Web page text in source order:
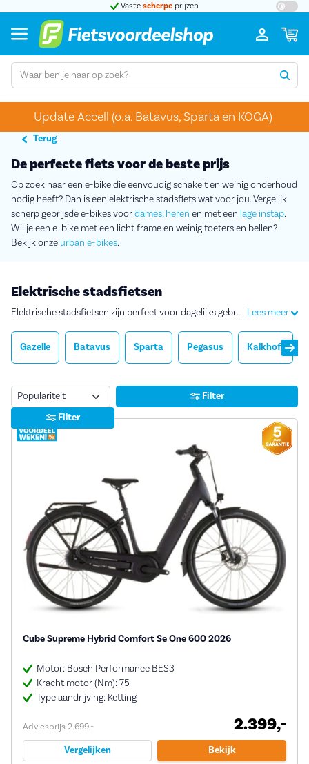
Grootste assortiment a-merk fietsen Bij
Update Accell (o.a. Batavus, Sparta en KOGA)
Terug
De perfecte fiets voor de beste prijs
Op zoek naar een e-bike die eenvoudig schakelt en weinig onderhoud
nodig heeft? Dan is een elektrische stadsfiets wat voor jou. Vergelijk
scherp geprijsde e-bikes voordames, heren en met een lage instap.
Wil je een e-bike met een licht frame en weinig toeters en bellen?
Bekijk onze urban e-bikes.
Elektrische stadsfietsen
Lees meer
Elektrische stadsfietsen zijn perfect voor dagelijks gebruik. Bijvoorbeeld voor een boodschap in de stad of de rit naar je werk. Dankzij de trapondersteuning fiets je op een elektrische stadsfiets net even makkelijker en sneller overal naartoe. Ontdek onze scherp geprijsde elektrische stadsfietsen in verschillende uitvoeringen en prijsklassen.
Gazelle Batavus Sparta Pegasus Kalkhoff
Sorteren
Filter
Filter
Cube Supreme Hybrid Comfort Se One 600 2026
Motor: Bosch Performance BES3
Kracht motor (Nm): 75
Type aandrijving: Ketting
Adviesprijs 2.699,- 2.399,-
Vergelijken Bekijk